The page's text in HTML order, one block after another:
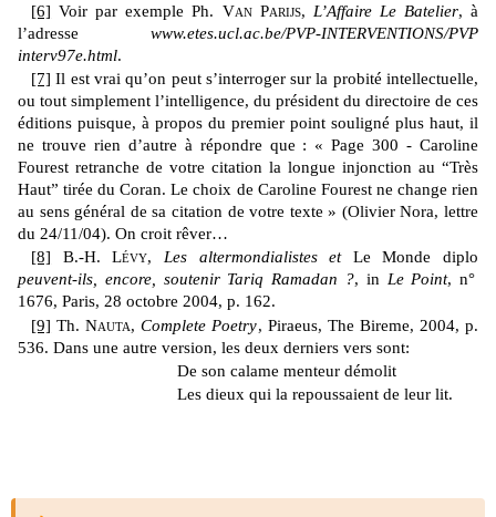
[6] Voir par exemple Ph. Van Parijs, L’Affaire Le Batelier, à
l’adresse www.etes.ucl.ac.be/PVP-INTERVENTIONS/PVP
interv97e.html.
[7] Il est vrai qu’on peut s’interroger sur la probité intellectuelle,
ou tout simplement l’intelligence, du président du directoire de ces
éditions puisque, à propos du premier point souligné plus haut, il
ne trouve rien d’autre à répondre que : « Page 300 - Caroline
Fourest retranche de votre citation la longue injonction au “Très
Haut” tirée du Coran. Le choix de Caroline Fourest ne change rien
au sens général de sa citation de votre texte » (Olivier Nora, lettre
du 24/11/04). On croit rêver…
[8] B.-H.Lévy, Les altermondialistes et Le Monde diplo
peuvent-ils, encore, soutenir Tariq Ramadan ?, in Le Point, n°
1676, Paris, 28 octobre 2004, p. 162.
[9] Th.Nauta,Complete Poetry, Piraeus, The Bireme, 2004, p.
536. Dans une autre version, les deux derniers vers sont:
De son calame menteur démolit
Les dieux qui la repoussaient de leur lit.